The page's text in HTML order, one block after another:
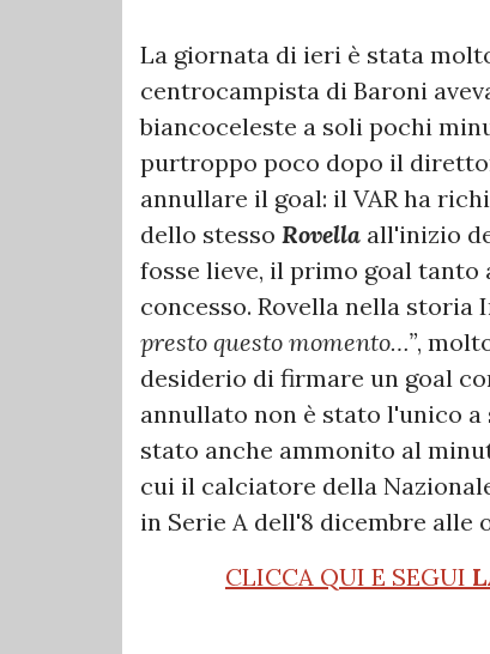
La giornata di ieri è stata
centrocampista di Baroni
biancoceleste a soli pochi
purtroppo poco dopo il
annullare il goal: il VAR ha
dello stesso Rovella all'inizio
fosse lieve, il primo goal
concesso. Rovella nella
presto questo momento…”,
desiderio di firmare un goal
annullato non è stato l'unico
stato anche ammonito al
cui il calciatore della
in Serie A dell'8 dicembre alle
CLICCA QUI E SEGUI